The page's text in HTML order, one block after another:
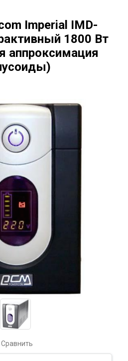
Imperial IMD-
1800 Вт
аппроксимация
Сравнить